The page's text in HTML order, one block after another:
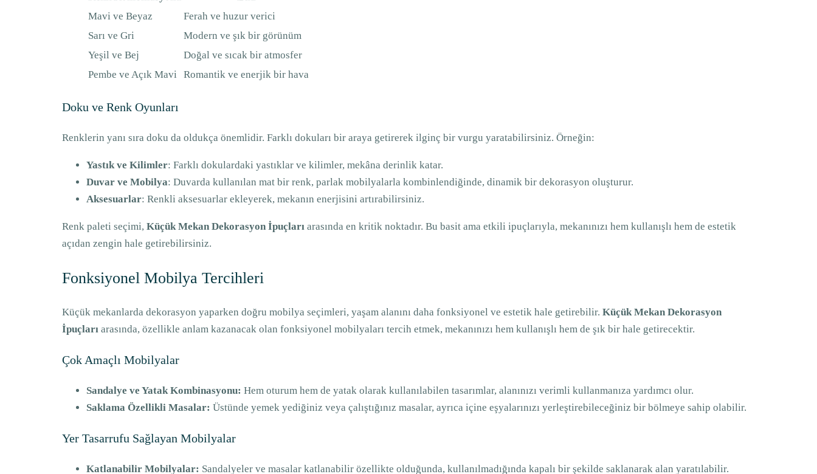
Mavi ve Beyaz
Ferah ve huzur verici
Sarı ve Gri
Modern ve şık bir görünüm
Yeşil ve Bej
Doğal ve sıcak bir atmosfer
Pembe ve Açık Mavi Romantik ve enerjik bir hava
Doku ve Renk Oyunları
Renklerin yanı sıra doku da oldukça önemlidir. Farklı dokuları bir araya getirerek ilginç bir vurgu yaratabilirsiniz. Örneğin:
Yastık ve Kilimler: Farklı dokulardaki yastıklar ve kilimler, mekâna derinlik katar.
Duvar ve Mobilya: Duvarda kullanılan mat bir renk, parlak mobilyalarla kombinlendiğinde, dinamik bir dekorasyon oluşturur.
Aksesuarlar: Renkli aksesuarlar ekleyerek, mekanın enerjisini artırabilirsiniz.
Renk paleti seçimi, Küçük Mekan Dekorasyon İpuçları arasında en kritik noktadır. Bu basit ama etkili ipuçlarıyla, mekanınızı hem kullanışlı hem de estetik
açıdan zengin hale getirebilirsiniz.
Fonksiyonel Mobilya Tercihleri
Küçük mekanlarda dekorasyon yaparken doğru mobilya seçimleri, yaşam alanını daha fonksiyonel ve estetik hale getirebilir. Küçük Mekan Dekorasyon
İpuçları arasında, özellikle anlam kazanacak olan fonksiyonel mobilyaları tercih etmek, mekanınızı hem kullanışlı hem de şık bir hale getirecektir.
Çok Amaçlı Mobilyalar
Sandalye ve Yatak Kombinasyonu: Hem oturum hem de yatak olarak kullanılabilen tasarımlar, alanınızı verimli kullanmanıza yardımcı olur.
Saklama Özellikli Masalar: Üstünde yemek yediğiniz veya çalıştığınız masalar, ayrıca içine eşyalarınızı yerleştirebileceğiniz bir bölmeye sahip olabilir.
Yer Tasarrufu Sağlayan Mobilyalar
Katlanabilir Mobilyalar: Sandalyeler ve masalar katlanabilir özellikte olduğunda, kullanılmadığında kapalı bir şekilde saklanarak alan yaratılabilir.